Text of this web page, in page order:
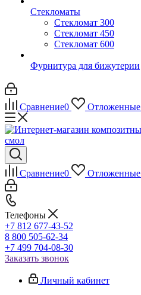
Стекломаты
Стекломат 300
Стекломат 450
Стекломат 600
Фурнитура для бижутерии
Сравнение0 Отложенные
Сравнение0 Отложенные
Телефоны
+7 812 677-43-52
8 800 505-62-34
+7 499 704-08-30
Заказать звонок
Личный кабинет